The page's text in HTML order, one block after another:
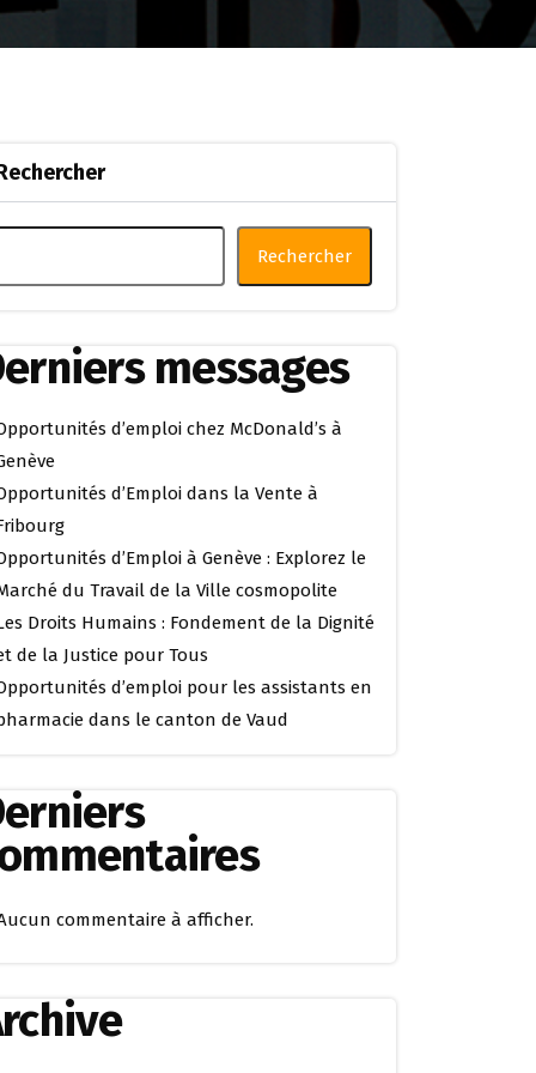
Rechercher
messages
d’emploi chez McDonald’s à
d’Emploi dans la Vente à
d’Emploi à Genève : Explorez le
du Travail de la Ville cosmopolite
Droits Humains : Fondement de la Dignité
de la Justice pour Tous
d’emploi pour les assistants en
dans le canton de Vaud
commentaire à afficher.